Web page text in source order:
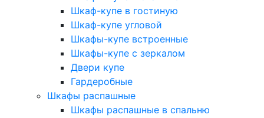
Шкаф-купе в гостиную
Шкаф-купе угловой
Шкафы-купе встроенные
Шкафы-купе с зеркалом
Двери купе
Гардеробные
Шкафы распашные
Шкафы распашные в спальню